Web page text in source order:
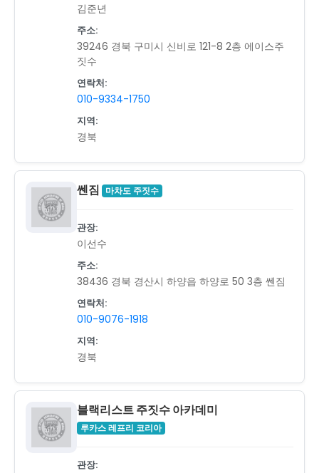
김준년
주소:
39246 경북 구미시 신비로 121-8 2층 에이스주
짓수
연락처:
010-9334-1750
지역:
경북
쎈짐 마차도 주짓수
관장:
이선수
주소:
38436 경북 경산시 하양읍 하양로 50 3층 쎈짐
연락처:
010-9076-1918
지역:
경북
블랙리스트 주짓수 아카데미
루카스 레프리 코리아
관장: